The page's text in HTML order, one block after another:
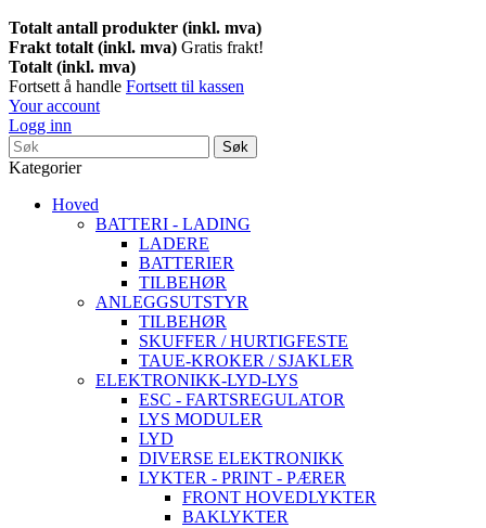
Totalt antall produkter (inkl. mva)
Frakt totalt (inkl. mva) Gratis frakt!
Totalt (inkl. mva)
Fortsett å handle Fortsett til kassen
Your account
Logg inn
Søk
Kategorier
Hoved
BATTERI - LADING
LADERE
BATTERIER
TILBEHØR
ANLEGGSUTSTYR
TILBEHØR
SKUFFER / HURTIGFESTE
TAUE-KROKER / SJAKLER
ELEKTRONIKK-LYD-LYS
ESC - FARTSREGULATOR
LYS MODULER
LYD
DIVERSE ELEKTRONIKK
LYKTER - PRINT - PÆRER
FRONT HOVEDLYKTER
BAKLYKTER